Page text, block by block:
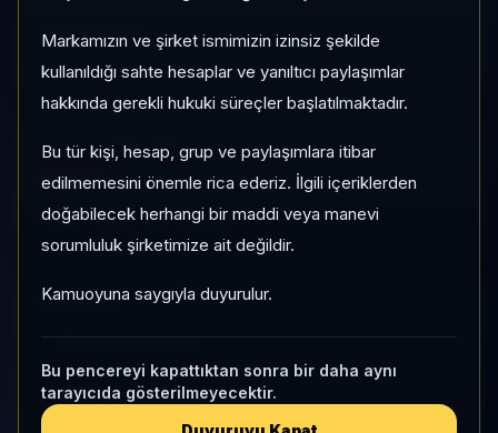
Markamızın ve şirket ismimizin izinsiz şekilde
kullanıldığı sahte hesaplar ve yanıltıcı paylaşımlar
hakkında gerekli hukuki süreçler başlatılmaktadır.
Bu tür kişi, hesap, grup ve paylaşımlara itibar
edilmemesini önemle rica ederiz. İlgili içeriklerden
doğabilecek herhangi bir maddi veya manevi
sorumluluk şirketimize ait değildir.
Kamuoyuna saygıyla duyurulur.
Bu pencereyi kapattıktan sonra bir daha aynı
tarayıcıda gösterilmeyecektir.
182/182
Momentum bazlı kategori içi sıra
PIYASA DEĞERI SIRASI
#149
Global market cap sıralaması
HIZLI GEÇIŞ
Kripto Karşılaştırma
Kategori Benchmark